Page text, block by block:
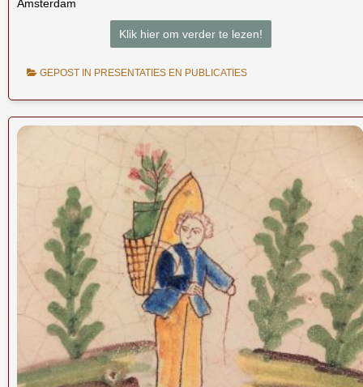
Amsterdam
Klik hier om verder te lezen!
GEPOST IN PRESENTATIES EN PUBLICATIES